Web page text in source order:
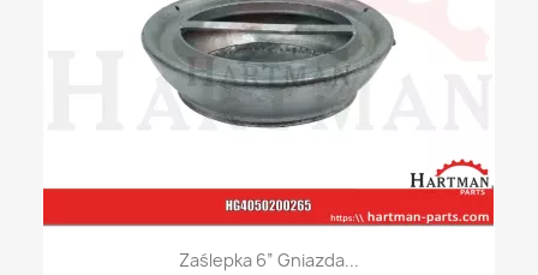
Zaślepka 6” Gniazda...